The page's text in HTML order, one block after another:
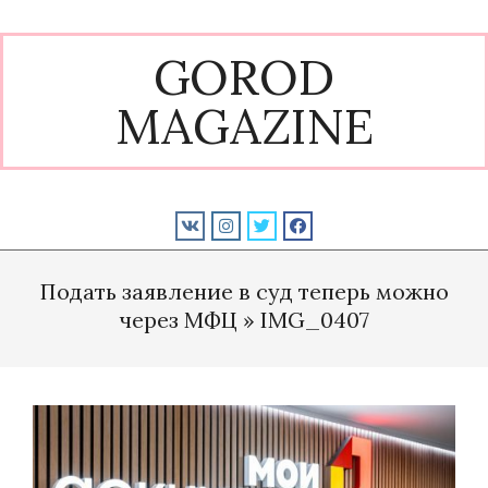
to
GOROD
MAGAZINE
NavigationПодать заявление в суд теперь можно
через МФЦ » IMG_0407